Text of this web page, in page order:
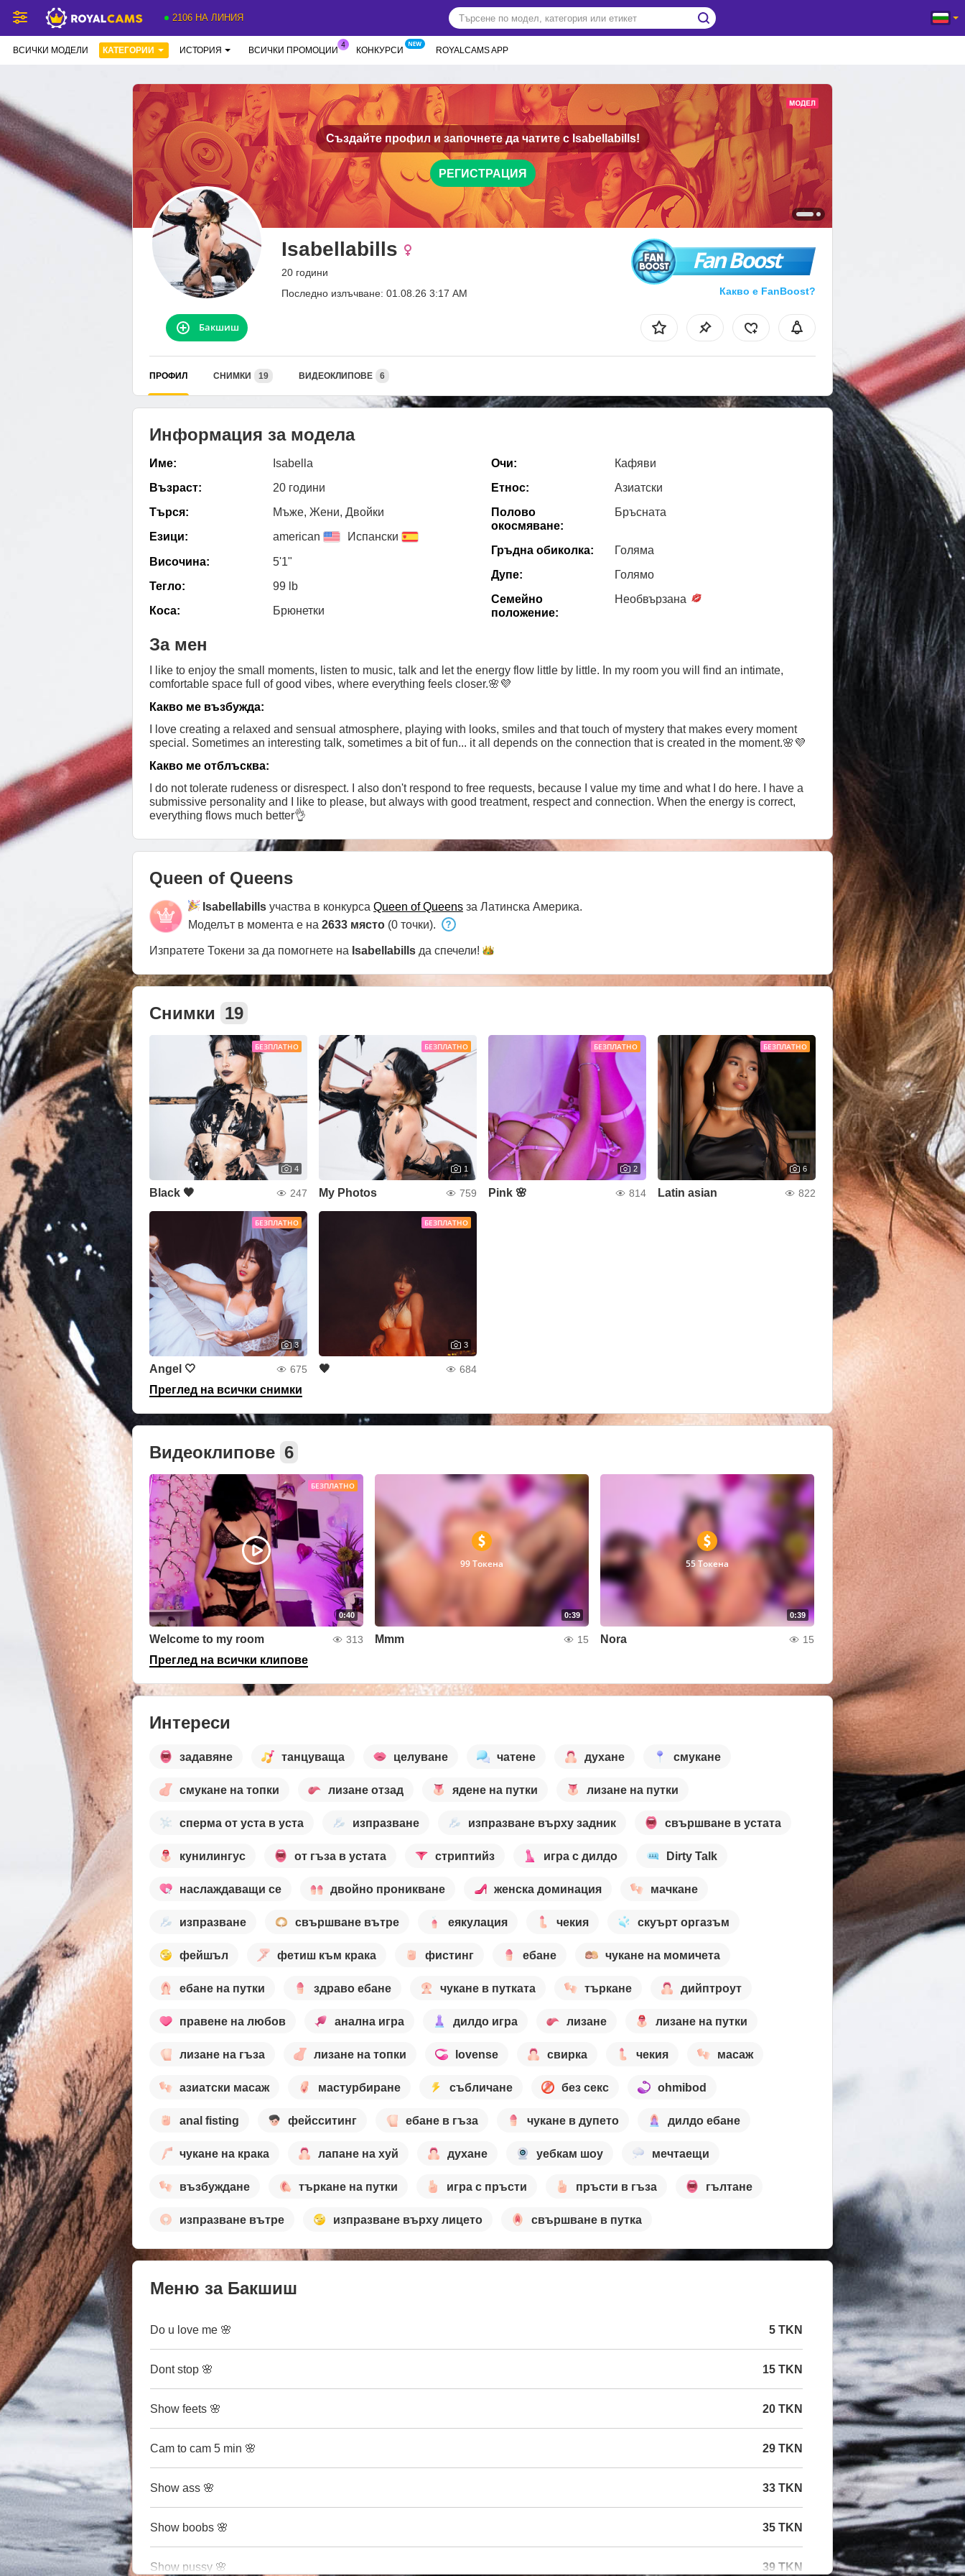
2106 НА ЛИНИЯ
ВСИЧКИ МОДЕЛИ КАТЕГОРИИ ИСТОРИЯ ВСИЧКИ ПРОМОЦИИ КОНКУРСИ ROYALCAMS APP
Създайте профил и започнете да чатите с Isabellabills!
РЕГИСТРАЦИЯ
Isabellabills
20 години
Последно излъчване: 01.08.26 3:17 AM
Fan Boost
Какво е FanBoost?
Бакшиш
ПРОФИЛ СНИМКИ 19 ВИДЕОКЛИПОВЕ 6
Информация за модела
Име:
Isabella
Възраст:
20 години
Търся:
Мъже, Жени, Двойки
Езици:
american Испански
Височина:
5'1"
Тегло:
99 lb
Коса:
Брюнетки
Очи:
Кафяви
Етнос:
Азиатски
Полово
окосмяване:
Бръсната
Гръдна обиколка:
Голяма
Дупе:
Голямо
Семейно
положение:
Необвързана
За мен
I like to enjoy the small moments, listen to music, talk and let the energy flow little by little. In my room you will find an intimate,
comfortable space full of good vibes, where everything feels closer.🌸💜
Какво ме възбужда:
I love creating a relaxed and sensual atmosphere, playing with looks, smiles and that touch of mystery that makes every moment
special. Sometimes an interesting talk, sometimes a bit of fun... it all depends on the connection that is created in the moment.🌸💜
Какво ме отблъсква:
I do not tolerate rudeness or disrespect. I also don't respond to free requests, because I value my time and what I do here. I have a
submissive personality and I like to please, but always with good treatment, respect and connection. When the energy is correct,
everything flows much better👌
Queen of Queens
Isabellabills участва в конкурса Queen of Queens за Латинска Америка.
Моделът в момента е на 2633 място (0 точки).
Изпратете Токени за да помогнете на Isabellabills да спечели!
Снимки 19
БЕЗПЛАТНО
4
Black 🖤 247
БЕЗПЛАТНО
1
My Photos 759
БЕЗПЛАТНО
2
Pink 🌸 814
БЕЗПЛАТНО
6
Latin asian 822
БЕЗПЛАТНО
3
Angel 🤍 675
БЕЗПЛАТНО
3
🖤 684
Преглед на всички снимки
Видеоклипове 6
БЕЗПЛАТНО
0:40
Welcome to my room 313
0:39
99 Токена
Mmm 15
0:39
55 Токена
Nora 15
Преглед на всички клипове
Интереси
задавяне танцуваща целуване чатене духане смукане
смукане на топки лизане отзад ядене на путки лизане на путки
сперма от уста в уста изпразване изпразване върху задник свършване в устата
кунилингус от гъза в устата стриптийз игра с дилдо Dirty Talk
наслаждаващи се двойно проникване женска доминация мачкане
изпразване свършване вътре еякулация чекия скуърт оргазъм
фейшъл фетиш към крака фистинг ебане чукане на момичета
ебане на путки здраво ебане чукане в путката търкане дийптроут
правене на любов анална игра дилдо игра лизане лизане на путки
лизане на гъза лизане на топки lovense свирка чекия масаж
азиатски масаж мастурбиране събличане без секс ohmibod
anal fisting фейсситинг ебане в гъза чукане в дупето дилдо ебане
чукане на крака лапане на хуй духане уебкам шоу мечтаещи
възбуждане търкане на путки игра с пръсти пръсти в гъза гълтане
изпразване вътре изпразване върху лицето свършване в путка
Меню за Бакшиш
Do u love me 🌸 5 TKN
Dont stop 🌸 15 TKN
Show feets 🌸 20 TKN
Cam to cam 5 min 🌸 29 TKN
Show ass 🌸 33 TKN
Show boobs 🌸 35 TKN
Show pussy 🌸 39 TKN